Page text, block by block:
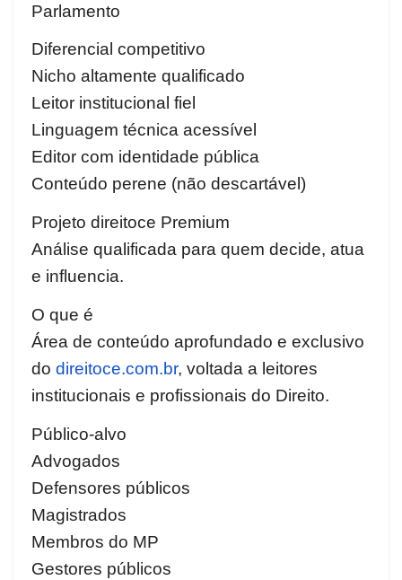
Parlamento
Diferencial competitivo
Nicho altamente qualificado
Leitor institucional fiel
Linguagem técnica acessível
Editor com identidade pública
Conteúdo perene (não descartável)
Projeto direitoce Premium
Análise qualificada para quem decide, atua
e influencia.
O que é
Área de conteúdo aprofundado e exclusivo
do direitoce.com.br, voltada a leitores
institucionais e profissionais do Direito.
Público-alvo
Advogados
Defensores públicos
Magistrados
Membros do MP
Gestores públicos